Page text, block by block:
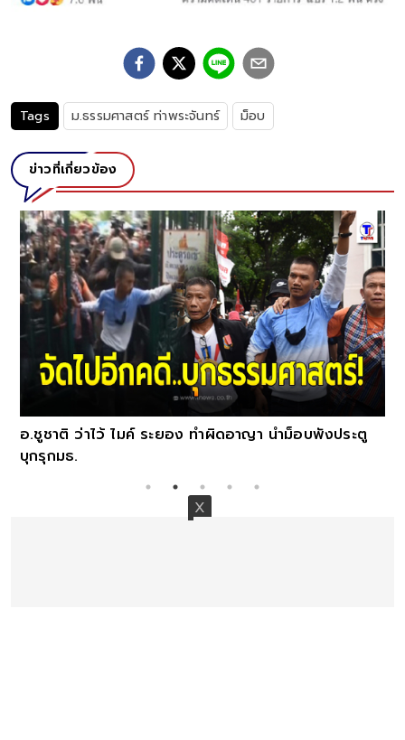
Tags ม.ธรรมศาสตร์ ท่าพระจันทร์ ม็อบ
ข่าวที่เกี่ยวข้อง
อ.ชูชาติ ว่าไว้ ไมค์ ระยอง ทำผิดอาญา นำม็อบพังประตู
บุกรุกมธ.